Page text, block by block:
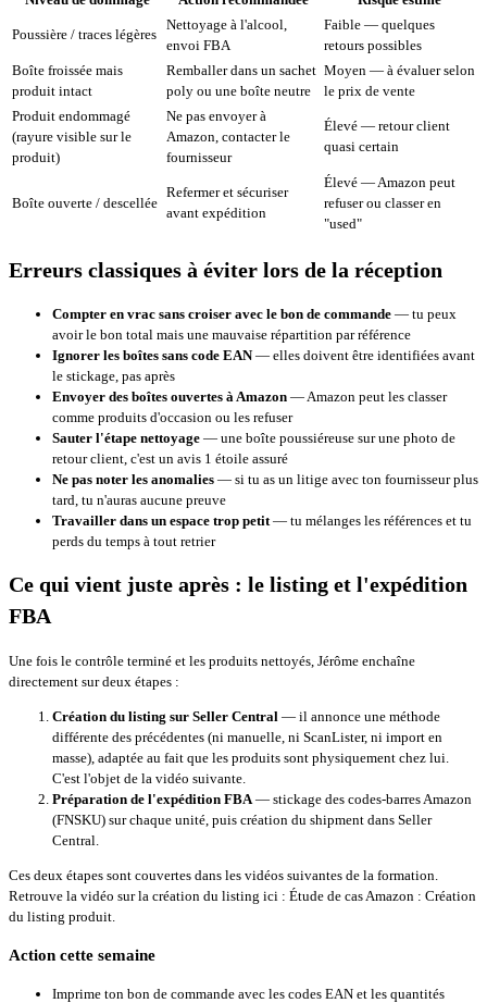
Poussière / traces légères
Nettoyage à l'alcool,
envoi FBA
Faible — quelques
retours possibles
Boîte froissée mais
produit intact
Remballer dans un sachet
poly ou une boîte neutre
Moyen — à évaluer selon
le prix de vente
Produit endommagé
(rayure visible sur le
produit)
Ne pas envoyer à
Amazon, contacter le
fournisseur
Élevé — retour client
quasi certain
Boîte ouverte / descellée
Refermer et sécuriser
avant expédition
Élevé — Amazon peut
refuser ou classer en
"used"
Erreurs classiques à éviter lors de la réception
Compter en vrac sans croiser avec le bon de commande — tu peux
avoir le bon total mais une mauvaise répartition par référence
Ignorer les boîtes sans code EAN— elles doivent être identifiées avant
le stickage, pas après
Envoyer des boîtes ouvertes à Amazon — Amazon peut les classer
comme produits d'occasion ou les refuser
Sauter l'étape nettoyage — une boîte poussiéreuse sur une photo de
retour client, c'est un avis 1 étoile assuré
Ne pas noter les anomalies — si tu as un litige avec ton fournisseur plus
tard, tu n'auras aucune preuve
Travailler dans un espace trop petit— tu mélanges les références et tu
perds du temps à tout retrier
Ce qui vient juste après : le listing et l'expédition
FBA
Une fois le contrôle terminé et les produits nettoyés, Jérôme enchaîne
directement sur deux étapes :
Création du listing sur Seller Central — il annonce une méthode
différente des précédentes (ni manuelle, ni ScanLister, ni import en
masse), adaptée au fait que les produits sont physiquement chez lui.
C'est l'objet de la vidéo suivante.
Préparation de l'expédition FBA — stickage des codes-barres Amazon
(FNSKU) sur chaque unité, puis création du shipment dans Seller
Central.
Ces deux étapes sont couvertes dans les vidéos suivantes de la formation.
Retrouve la vidéo sur la création du listing ici : Étude de cas Amazon : Création
du listing produit
Action cette semaine
Imprime ton bon de commande avec les codes EAN et les quantités